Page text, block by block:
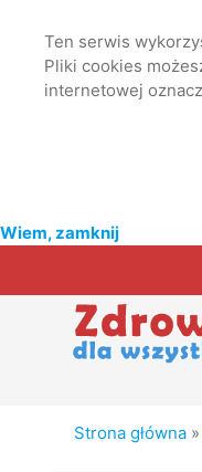
Ten serwis
Pliki cookies
internetowej
Wiem, zamknij
Strona główna »